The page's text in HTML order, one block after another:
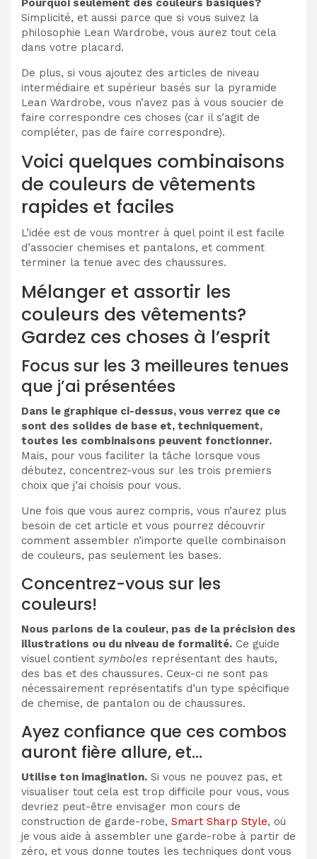
Pourquoi seulement des couleurs basiques?
Simplicité, et aussi parce que si vous suivez la
philosophie Lean Wardrobe, vous aurez tout cela
dans votre placard.
De plus, si vous ajoutez des articles de niveau
intermédiaire et supérieur basés sur la pyramide
Lean Wardrobe, vous n’avez pas à vous soucier de
faire correspondre ces choses (car il s’agit de
compléter, pas de faire correspondre).
Voici quelques combinaisons
de couleurs de vêtements
rapides et faciles
L’idée est de vous montrer à quel point il est facile
d’associer chemises et pantalons, et comment
terminer la tenue avec des chaussures.
Mélanger et assortir les
couleurs des vêtements?
Gardez ces choses à l’esprit
Focus sur les 3 meilleures tenues
que j’ai présentées
Dans le graphique ci-dessus, vous verrez que ce
sont des solides de base et, techniquement,
toutes les combinaisons peuvent fonctionner.
Mais, pour vous faciliter la tâche lorsque vous
débutez, concentrez-vous sur les trois premiers
choix que j’ai choisis pour vous.
Une fois que vous aurez compris, vous n’aurez plus
besoin de cet article et vous pourrez découvrir
comment assembler n’importe quelle combinaison
de couleurs, pas seulement les bases.
Concentrez-vous sur les
couleurs!
Nous parlons de la couleur, pas de la précision des
illustrations ou du niveau de formalité. Ce guide
visuel contient symboles représentant des hauts,
des bas et des chaussures. Ceux-ci ne sont pas
nécessairement représentatifs d’un type spécifique
de chemise, de pantalon ou de chaussures.
Ayez confiance que ces combos
auront fière allure, et…
Utilise ton imagination. Si vous ne pouvez pas, et
visualiser tout cela est trop difficile pour vous, vous
devriez peut-être envisager mon cours de
construction de garde-robe, Smart Sharp Style, où
je vous aide à assembler une garde-robe à partir de
zéro, et vous donne toutes les techniques dont vous